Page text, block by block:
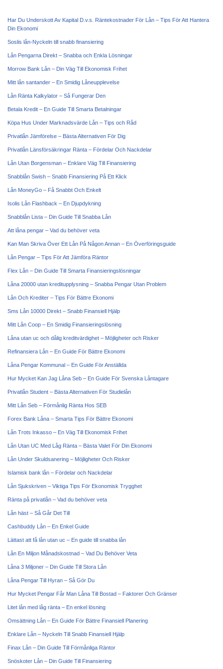
Har Du Underskott Av Kapital D.v.s. Räntekostnader För Lån – Tips För Att Hantera
Din Ekonomi
Soslis lån-Nyckeln till snabb finansiering
Lån Pengarna Direkt – Snabba och Enkla Lösningar
Morrow Bank Lån – Din Väg Till Ekonomisk Frihet
Mitt lån santander – En Smidig Låneupplevelse
Lån Ränta Kalkylator – Så Fungerar Den
Betala Kredit – En Guide Till Smarta Betalningar
Köpa Hus Under Marknadsvärde Lån – Tips och Råd
Privatlån Jämförelse – Bästa Alternativen För Dig
Privatlån Länsförsäkringar Ränta – Fördelar Och Nackdelar
Lån Utan Borgensman – Enklare Väg Till Finansiering
Snabblån Swish – Snabb Finansiering På Ett Klick
Lån MoneyGo – Få Snabbt Och Enkelt
Isolis Lån Flashback – En Djupdykning
Snabblån Lista – Din Guide Till Snabba Lån
Att låna pengar – Vad du behöver veta
Kan Man Skriva Över Ett Lån På Någon Annan – En Överföringsguide
Lån Pengar – Tips För Att Jämföra Räntor
Flex Lån – Din Guide Till Smarta Finansieringslösningar
Låna 20000 utan kreditupplysning – Snabba Pengar Utan Problem
Lån Och Krediter – Tips För Bättre Ekonomi
Sms Lån 10000 Direkt – Snabb Finansiell Hjälp
Mitt Lån Coop – En Smidig Finansieringslösning
Låna utan uc och dålig kreditvärdighet – Möjligheter och Risker
Refinansiera Lån – En Guide För Bättre Ekonomi
Låna Pengar Kommunal – En Guide För Anställda
Hur Mycket Kan Jag Låna Seb – En Guide För Svenska Låntagare
Privatlån Student – Bästa Alternativen För Studielån
Mitt Lån Seb – Förmånlig Ränta Hos SEB
Forex Bank Låna – Smarta Tips För Bättre Ekonomi
Lån Trots Inkasso – En Väg Till Ekonomisk Frihet
Lån Utan UC Med Låg Ränta – Bästa Valet För Din Ekonomi
Lån Under Skuldsanering – Möjligheter Och Risker
Islamisk bank lån – Fördelar och Nackdelar
Lån Sjukskriven – Viktiga Tips För Ekonomisk Trygghet
Ränta på privatlån – Vad du behöver veta
Lån häst – Så Går Det Till
Cashbuddy Lån – En Enkel Guide
Lättast att få lån utan uc – En guide till snabba lån
Lån En Miljon Månadskostnad – Vad Du Behöver Veta
Låna 3 Miljoner – Din Guide Till Stora Lån
Låna Pengar Till Hyran – Så Gör Du
Hur Mycket Pengar Får Man Låna Till Bostad – Faktorer Och Gränser
Litet lån med låg ränta – En enkel lösning
Omsättning Lån – En Guide För Bättre Finansiell Planering
Enklare Lån – Nyckeln Till Snabb Finansiell Hjälp
Finax Lån – Din Guide Till Förmånliga Räntor
Snöskoter Lån – Din Guide Till Finansiering